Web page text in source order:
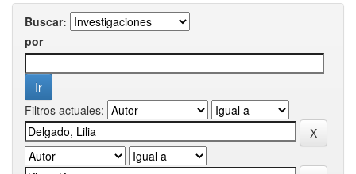
Buscar:
por
Filtros actuales: